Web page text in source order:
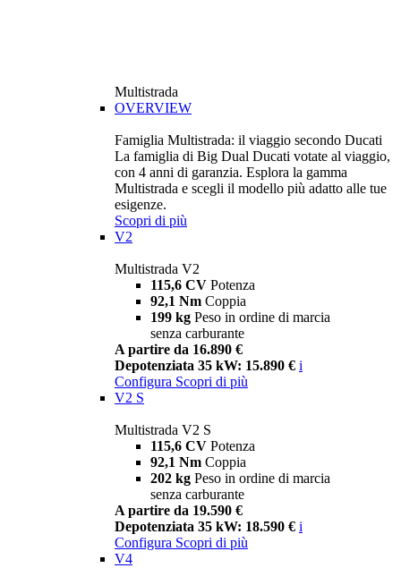
Multistrada
OVERVIEW
Famiglia Multistrada: il viaggio secondo Ducati
La famiglia di Big Dual Ducati votate al viaggio,
con 4 anni di garanzia. Esplora la gamma
Multistrada e scegli il modello più adatto alle tue
esigenze.
Scopri di più
V2
Multistrada V2
115,6 CV Potenza
92,1 Nm Coppia
199 kg Peso in ordine di marcia
senza carburante
A partire da 16.890 €
Depotenziata 35 kW: 15.890 € i
Configura Scopri di più
V2 S
Multistrada V2 S
115,6 CV Potenza
92,1 Nm Coppia
202 kg Peso in ordine di marcia
senza carburante
A partire da 19.590 €
Depotenziata 35 kW: 18.590 € i
Configura Scopri di più
V4